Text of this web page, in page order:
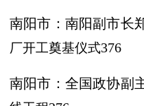
南阳市：南阳副市长
厂开工奠基仪式376
南阳市：全国政协副